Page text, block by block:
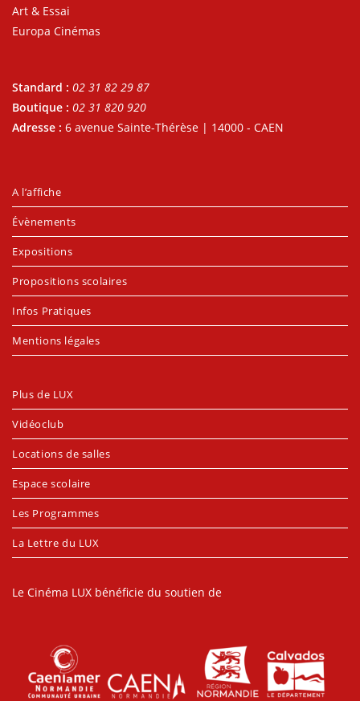
Art & Essai
Europa Cinémas
Standard : 02 31 82 29 87
Boutique : 02 31 820 920
Adresse : 6 avenue Sainte-Thérèse | 14000 - CAEN
A l’affiche
Évènements
Expositions
Propositions scolaires
Infos Pratiques
Mentions légales
Plus de LUX
Vidéoclub
Locations de salles
Espace scolaire
Les Programmes
La Lettre du LUX
Le Cinéma LUX bénéficie du soutien de